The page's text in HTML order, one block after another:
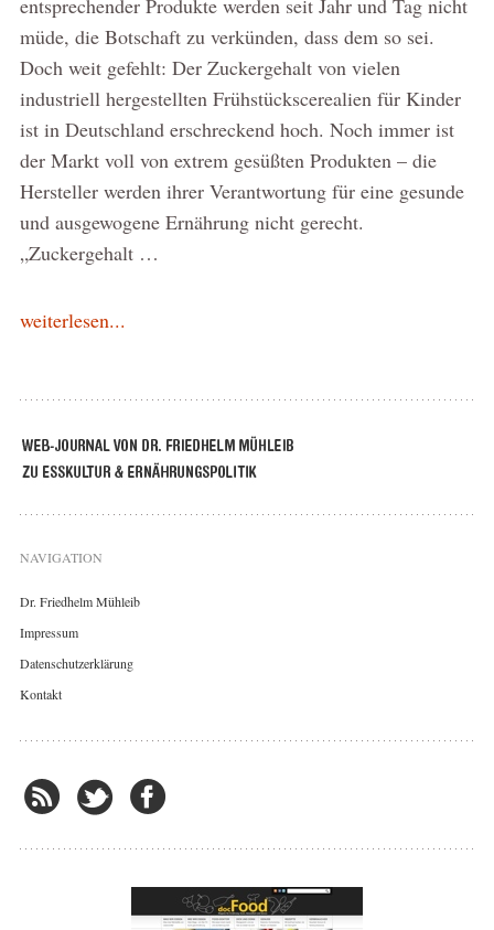
müde, die Botschaft zu verkünden, dass dem so sei.
Doch weit gefehlt: Der Zuckergehalt von vielen
industriell hergestellten Frühstückscerealien für Kinder
ist in Deutschland erschreckend hoch. Noch immer ist
der Markt voll von extrem gesüßten Produkten – die
Hersteller werden ihrer Verantwortung für eine gesunde
und ausgewogene Ernährung nicht gerecht.
„Zuckergehalt …
weiterlesen...
NAVIGATION
Dr. Friedhelm Mühleib
Impressum
Datenschutzerklärung
Kontakt